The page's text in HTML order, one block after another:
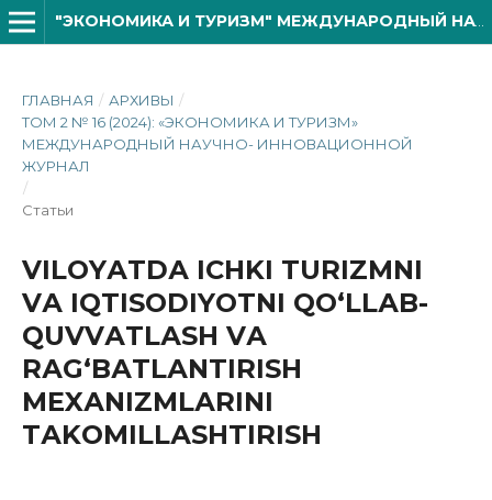
"ЭКОНОМИКА И ТУРИЗМ" МЕЖДУНАРОДНЫЙ НАУЧНО- ИННОВАЦИОННОЙ ЖУРНАЛ
ГЛАВНАЯ / АРХИВЫ /
ТОМ 2 № 16 (2024): «ЭКОНОМИКА И ТУРИЗМ»
МЕЖДУНАРОДНЫЙ НАУЧНО- ИННОВАЦИОННОЙ
ЖУРНАЛ
/
Статьи
VILОYАTDА ICHKI TURIZMNI
VА IQTISОDIYОTNI QО‘LLАB-
QUVVАTLАSH VА
RАG‘BАTLАNTIRISH
MЕXАNIZMLАRINI
TАKОMILLАSHTIRISH